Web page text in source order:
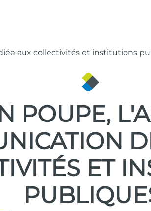
aux collectivités et institutions
POUPE,
ET